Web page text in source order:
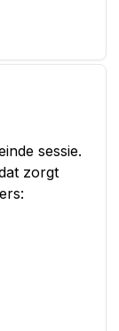
sessie.
zorgt